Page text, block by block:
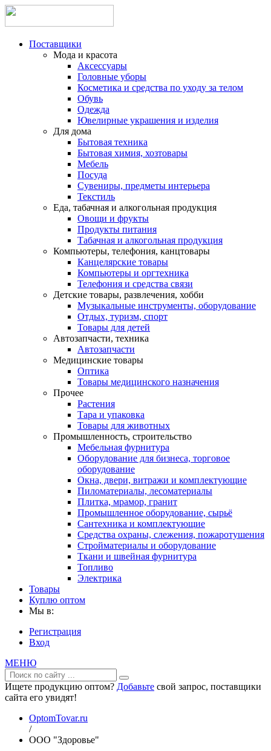
Поставщики
Мода и красота
Аксессуары
Головные уборы
Косметика и средства по уходу за телом
Обувь
Одежда
Ювелирные украшения и изделия
Для дома
Бытовая техника
Бытовая химия, хозтовары
Мебель
Посуда
Сувениры, предметы интерьера
Текстиль
Еда, табачная и алкогольная продукция
Овощи и фрукты
Продукты питания
Табачная и алкогольная продукция
Компьютеры, телефония, канцтовары
Канцелярские товары
Компьютеры и оргтехника
Телефония и средства связи
Детские товары, развлечения, хобби
Музыкальные инструменты, оборудование
Отдых, туризм, спорт
Товары для детей
Автозапчасти, техника
Автозапчасти
Медицинские товары
Оптика
Товары медицинского назначения
Прочее
Растения
Тара и упаковка
Товары для животных
Промышленность, строительство
Мебельная фурнитура
Оборудование для бизнеса, торговое
оборудование
Окна, двери, витражи и комплектующие
Пиломатериалы, лесоматериалы
Плитка, мрамор, гранит
Промышленное оборудование, сырьё
Сантехника и комплектующие
Средства охраны, слежения, пожаротушения
Стройматериалы и оборудование
Ткани и швейная фурнитура
Топливо
Электрика
Товары
Куплю оптом
Мы в:
Регистрация
Вход
МЕНЮ
Ищете продукцию оптом? Добавьте свой запрос, поставщики
сайта его увидят!
OptomTovar.ru
/
ООО "Здоровье"